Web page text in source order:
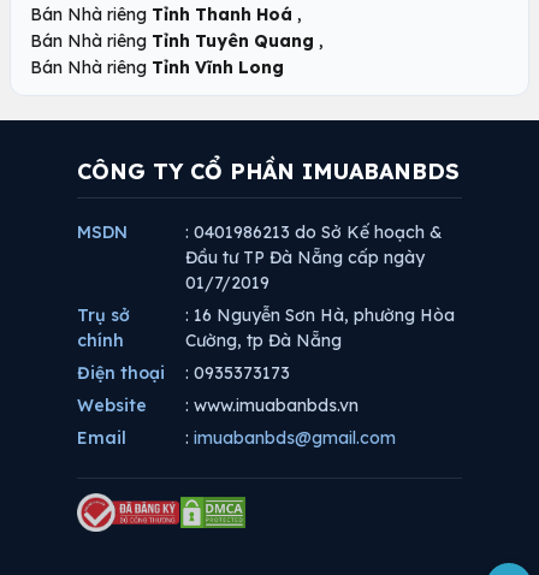
Bán Nhà riêng Tỉnh Thanh Hoá ,
Bán Nhà riêng Tỉnh Tuyên Quang ,
Bán Nhà riêng Tỉnh Vĩnh Long
CÔNG TY CỔ PHẦN IMUABANBDS
MSDN
: 0401986213 do Sở Kế hoạch &
Đầu tư TP Đà Nẵng cấp ngày
01/7/2019
Trụ sở
chính
: 16 Nguyễn Sơn Hà, phường Hòa
Cường, tp Đà Nẵng
Điện thoại
: 0935373173
Website
: www.imuabanbds.vn
Email
: imuabanbds@gmail.com